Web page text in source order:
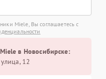
Miele, Вы соглашаетесь с
в Новосибирске:
12